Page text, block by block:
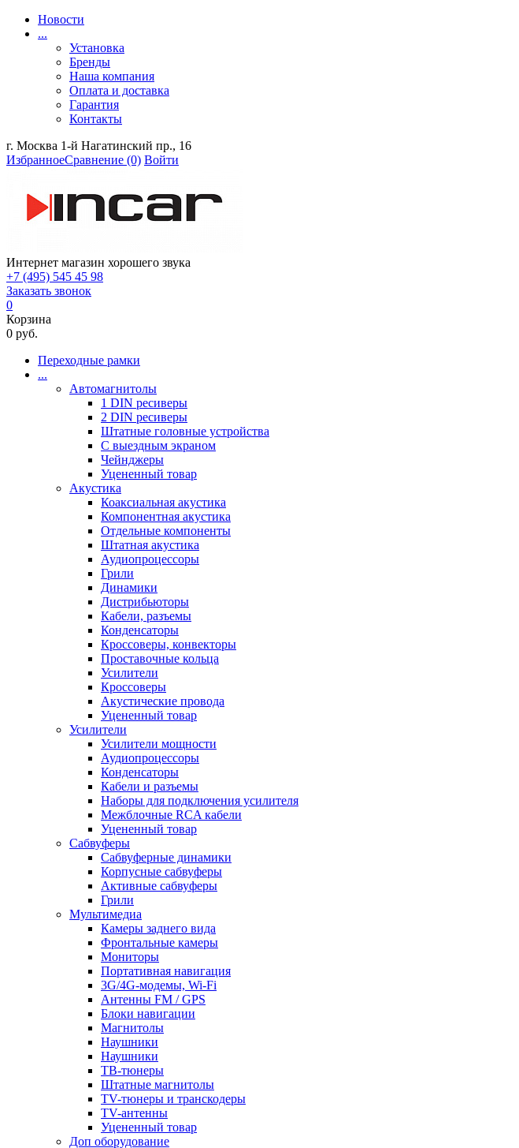
Новости
...
Установка
Бренды
Наша компания
Оплата и доставка
Гарантия
Контакты
г. Москва 1-й Нагатинский пр., 16
ИзбранноеСравнение (0) Войти
Интернет магазин хорошего звука
+7 (495) 545 45 98
Заказать звонок
0
Корзина
0 руб.
Переходные рамки
...
Автомагнитолы
1 DIN ресиверы
2 DIN ресиверы
Штатные головные устройства
С выездным экраном
Чейнджеры
Уцененный товар
Акустика
Коаксиальная акустика
Компонентная акустика
Отдельные компоненты
Штатная акустика
Аудиопроцессоры
Грили
Динамики
Дистрибьюторы
Кабели, разъемы
Конденсаторы
Кроссоверы, конвекторы
Проставочные кольца
Усилители
Кроссоверы
Акустические провода
Уцененный товар
Усилители
Усилители мощности
Аудиопроцессоры
Конденсаторы
Кабели и разъемы
Наборы для подключения усилителя
Межблочные RCA кабели
Уцененный товар
Сабвуферы
Сабвуферные динамики
Корпусные сабвуферы
Активные сабвуферы
Грили
Мультимедиа
Камеры заднего вида
Фронтальные камеры
Мониторы
Портативная навигация
3G/4G-модемы, Wi-Fi
Антенны FM / GPS
Блоки навигации
Магнитолы
Наушники
Наушники
ТВ-тюнеры
Штатные магнитолы
TV-тюнеры и транскодеры
TV-антенны
Уцененный товар
Доп оборудование